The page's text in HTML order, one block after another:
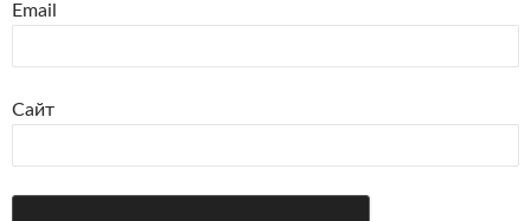
Email
Сайт